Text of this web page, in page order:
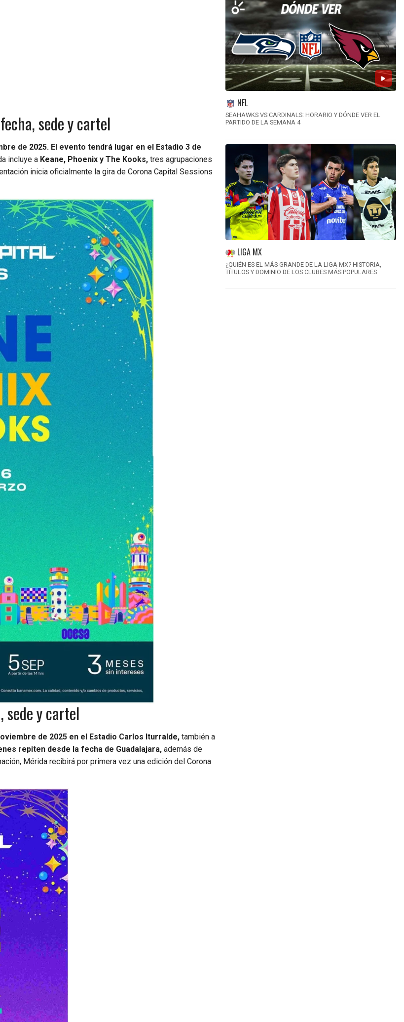
sede y cartel
de 2025. El evento tendrá lugar en el Estadio 3 de
incluye a Keane, Phoenix y The Kooks, tres agrupaciones
inicia oficialmente la gira de Corona Capital Sessions
sede y cartel
de 2025 en el Estadio Carlos Iturralde, también a
repiten desde la fecha de Guadalajara, además de
Mérida recibirá por primera vez una edición del Corona
NFL
SEAHAWKS VS CARDINALS: HORARIO Y DÓNDE VER EL
PARTIDO DE LA SEMANA 4
LIGA MX
¿QUIÉN ES EL MÁS GRANDE DE LA LIGA MX? HISTORIA,
TÍTULOS Y DOMINIO DE LOS CLUBES MÁS POPULARES